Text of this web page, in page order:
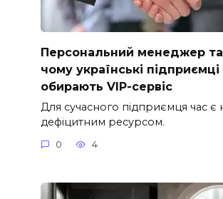
Персональний менеджер та
чому українські підприємці
обирають VIP-сервіс
Для сучасного підприємця час є
дефіцитним ресурсом.
0 4